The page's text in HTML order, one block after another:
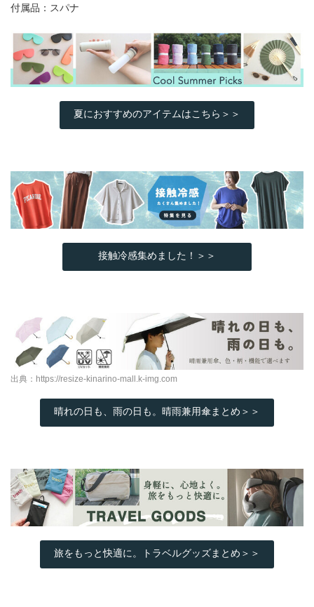
付属品：スパナ
夏におすすめのアイテムはこちら＞＞
接触冷感集めました！＞＞
出典： https://resize-kinarino-mall.k-img.com
晴れの日も、雨の日も。晴雨兼用傘まとめ＞＞
旅をもっと快適に。トラベルグッズまとめ＞＞